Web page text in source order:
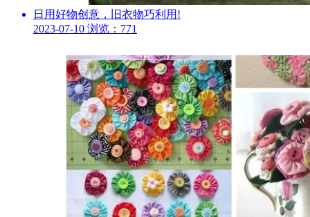
日用好物创意，旧衣物巧利用!
2023-07-10 浏览：771